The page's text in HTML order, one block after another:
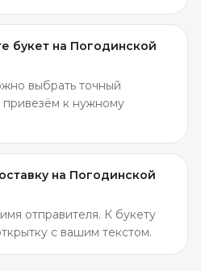
букет на Погодинской
выбрать точный
к нужному
на Погодинской
отправителя. К букету
с вашим текстом.